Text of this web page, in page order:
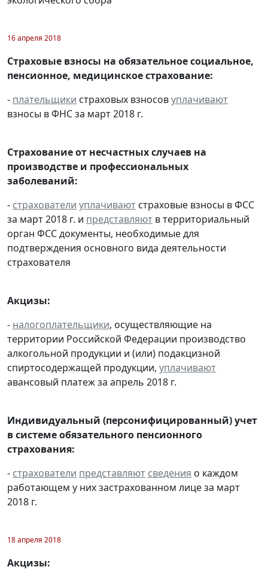
16 апреля 2018
Страховые взносы на обязательное социальное,
пенсионное, медицинское страхование:
- плательщики страховых взносовуплачивают
взносы в ФНС за март 2018 г.
Страхование от несчастных случаев на
производстве и профессиональных
заболеваний:
- страхователи уплачивают страховые взносы в ФСС
за март 2018 г. и представляют в территориальный
орган ФСС документы, необходимые для
подтверждения основного вида деятельности
страхователя
Акцизы:
- налогоплательщики, осуществляющие на
территории Российской Федерации производство
алкогольной продукции и (или) подакцизной
спиртосодержащей продукции, уплачивают
авансовый платеж за апрель 2018 г.
Индивидуальный (персонифицированный) учет
в системе обязательного пенсионного
страхования:
- страхователи представляют сведения о каждом
работающем у них застрахованном лице за март
2018 г.
18 апреля 2018
Акцизы: